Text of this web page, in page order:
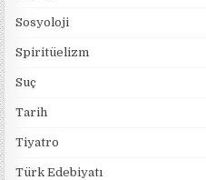
Sosyoloji
Spiritüelizm
Suç
Tarih
Tiyatro
Türk Edebiyatı